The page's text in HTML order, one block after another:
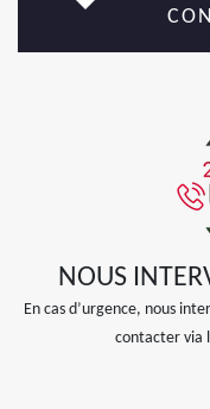
NOUS
En cas d’urgence, nous
contacter via